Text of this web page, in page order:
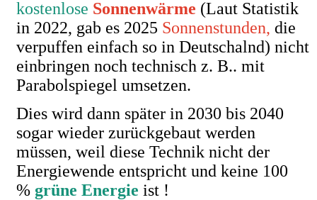
kostenlose Sonnenwärme (Laut Statistik
in 2022, gab es 2025 Sonnenstunden, die
verpuffen einfach so in Deutschalnd) nicht
einbringen noch technisch z. B.. mit
Parabolspiegel umsetzen.
Dies wird dann später in 2030 bis 2040
sogar wieder zurückgebaut werden
müssen, weil diese Technik nicht der
Energiewende entspricht und keine 100
% grüne Energie ist !